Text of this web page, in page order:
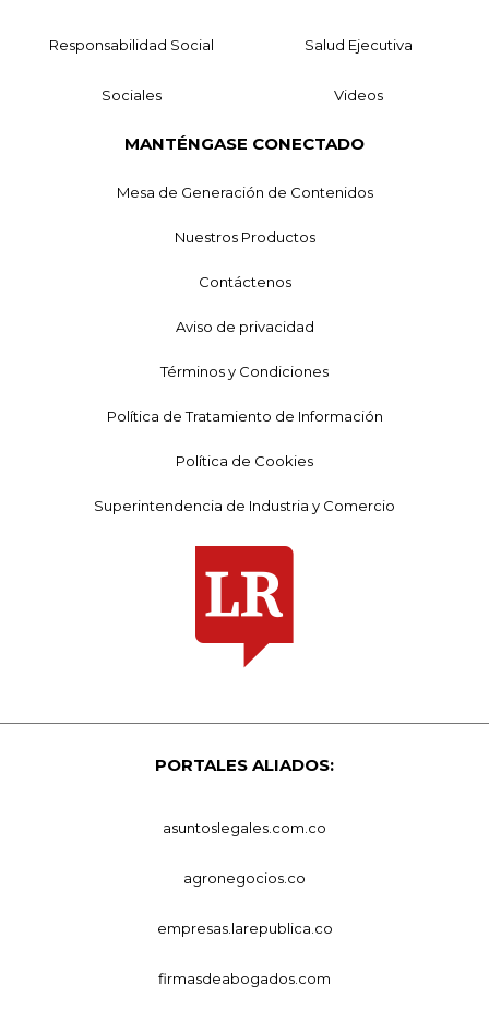
Responsabilidad Social Salud Ejecutiva
Sociales Videos
MANTÉNGASE CONECTADO
Mesa de Generación de Contenidos
Nuestros Productos
Contáctenos
Aviso de privacidad
Términos y Condiciones
Política de Tratamiento de Información
Política de Cookies
Superintendencia de Industria y Comercio
PORTALES ALIADOS:
asuntoslegales.com.co
agronegocios.co
empresas.larepublica.co
firmasdeabogados.com